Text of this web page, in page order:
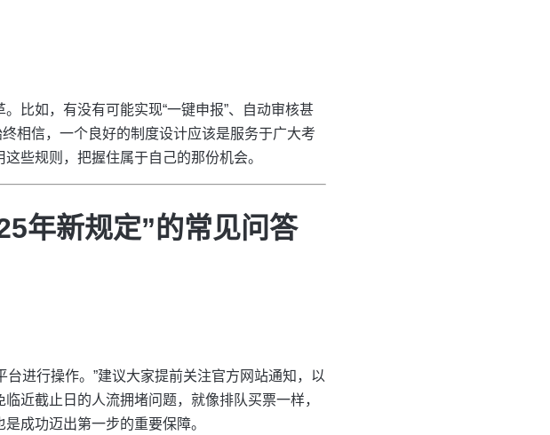
比如，有没有可能实现“一键申报”、自动审核甚
相信，一个良好的制度设计应该是服务于广大考
些规则，把握住属于自己的那份机会。
年新规定”的常见问答
进行操作。”建议大家提前关注官方网站通知，以
近截止日的人流拥堵问题，就像排队买票一样，
成功迈出第一步的重要保障。